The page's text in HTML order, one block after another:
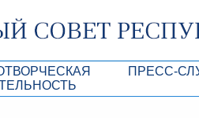
ПРЕСС-